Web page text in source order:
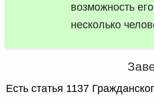
возможность
несколько
Есть статья 1137